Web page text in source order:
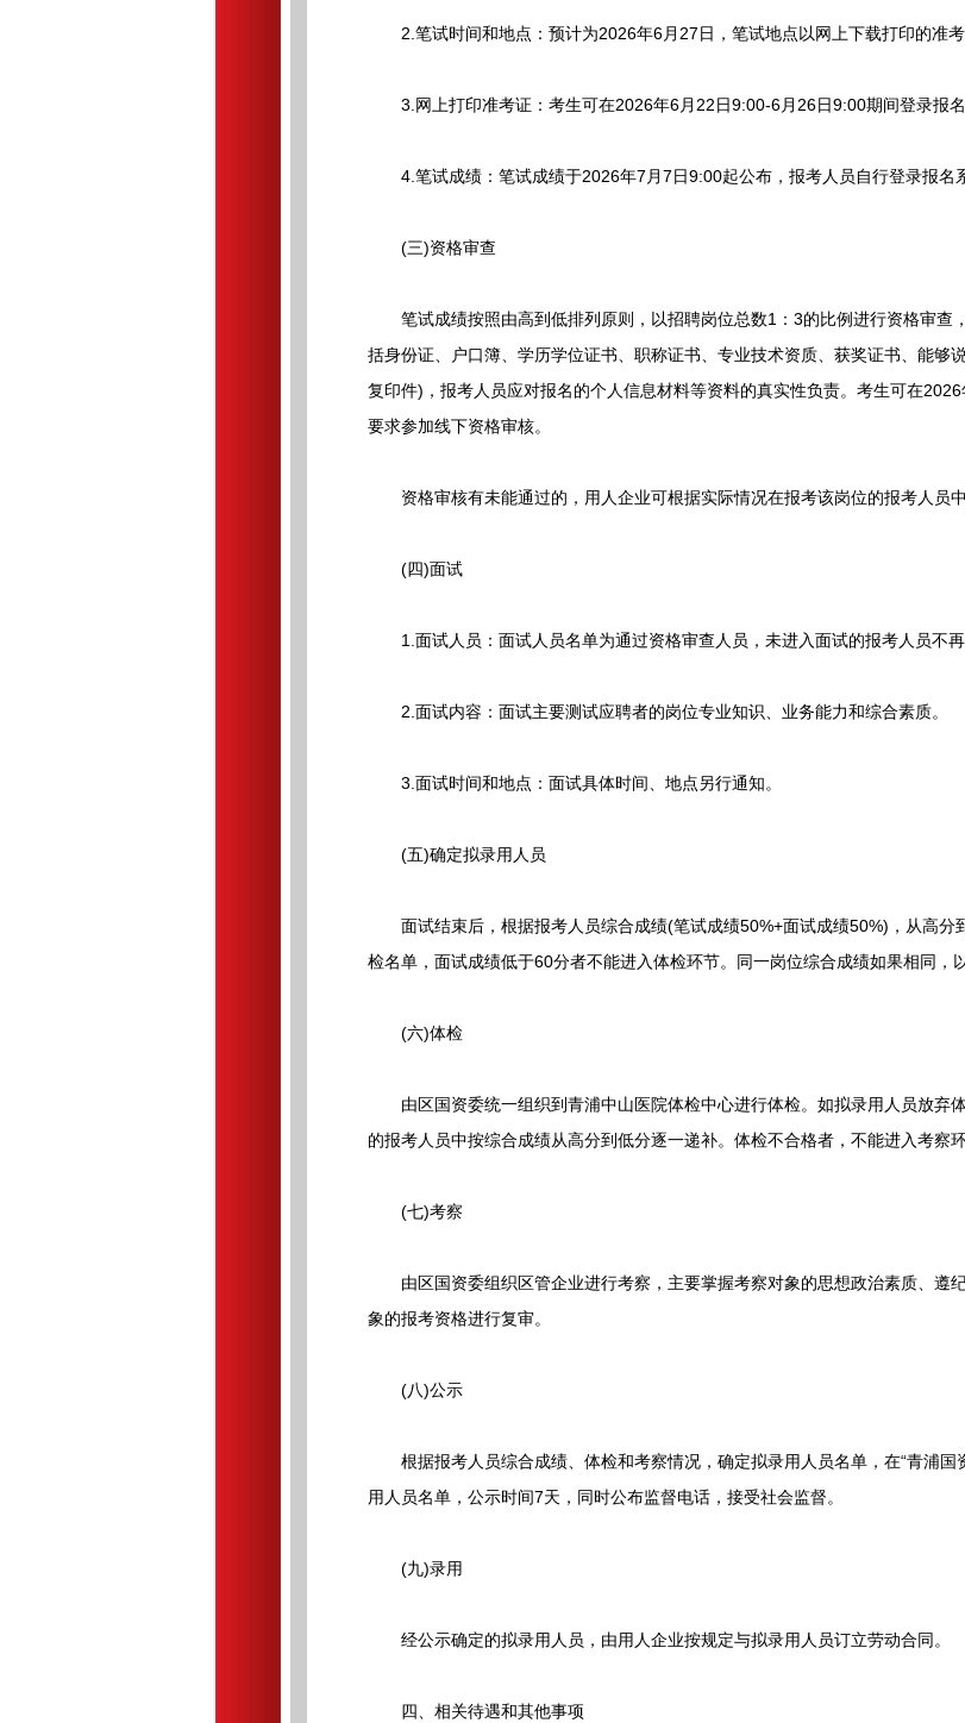
2.笔试时间和地点：预计为2026年6月27日，笔试地点以网上下载打印的准考
3.网上打印准考证：考生可在2026年6月22日9:00-6月26日9:00期间登录报名
4.笔试成绩：笔试成绩于2026年7月7日9:00起公布，报考人员自行登录报名
(三)资格审查
笔试成绩按照由高到低排列原则，以招聘岗位总数1：3的比例进行资格审查
括身份证、户口簿、学历学位证书、职称证书、专业技术资质、获奖证书、能够
复印件)，报考人员应对报名的个人信息材料等资料的真实性负责。考生可在
要求参加线下资格审核。
资格审核有未能通过的，用人企业可根据实际情况在报考该岗位的报考人员中
(四)面试
1.面试人员：面试人员名单为通过资格审查人员，未进入面试的报考人员不再
2.面试内容：面试主要测试应聘者的岗位专业知识、业务能力和综合素质。
3.面试时间和地点：面试具体时间、地点另行通知。
(五)确定拟录用人员
面试结束后，根据报考人员综合成绩(笔试成绩50%+面试成绩50%)，从高分
检名单，面试成绩低于60分者不能进入体检环节。同一岗位综合成绩如果相同，
(六)体检
由区国资委统一组织到青浦中山医院体检中心进行体检。如拟录用人员放弃
的报考人员中按综合成绩从高分到低分逐一递补。体检不合格者，不能进入考察环
(七)考察
由区国资委组织区管企业进行考察，主要掌握考察对象的思想政治素质、遵
象的报考资格进行复审。
(八)公示
根据报考人员综合成绩、体检和考察情况，确定拟录用人员名单，在“青浦国
用人员名单，公示时间7天，同时公布监督电话，接受社会监督。
(九)录用
经公示确定的拟录用人员，由用人企业按规定与拟录用人员订立劳动合同。
四、相关待遇和其他事项